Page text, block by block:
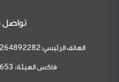
تواصل
الهاتف الرئيسي:
فاكس الهيئة: